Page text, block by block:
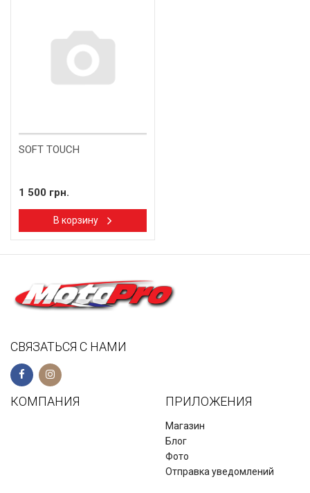
SOFT TOUCH
1 500 грн.
В корзину
СВЯЗАТЬСЯ С НАМИ
КОМПАНИЯ ПРИЛОЖЕНИЯ
Магазин
Блог
Фото
Отправка уведомлений